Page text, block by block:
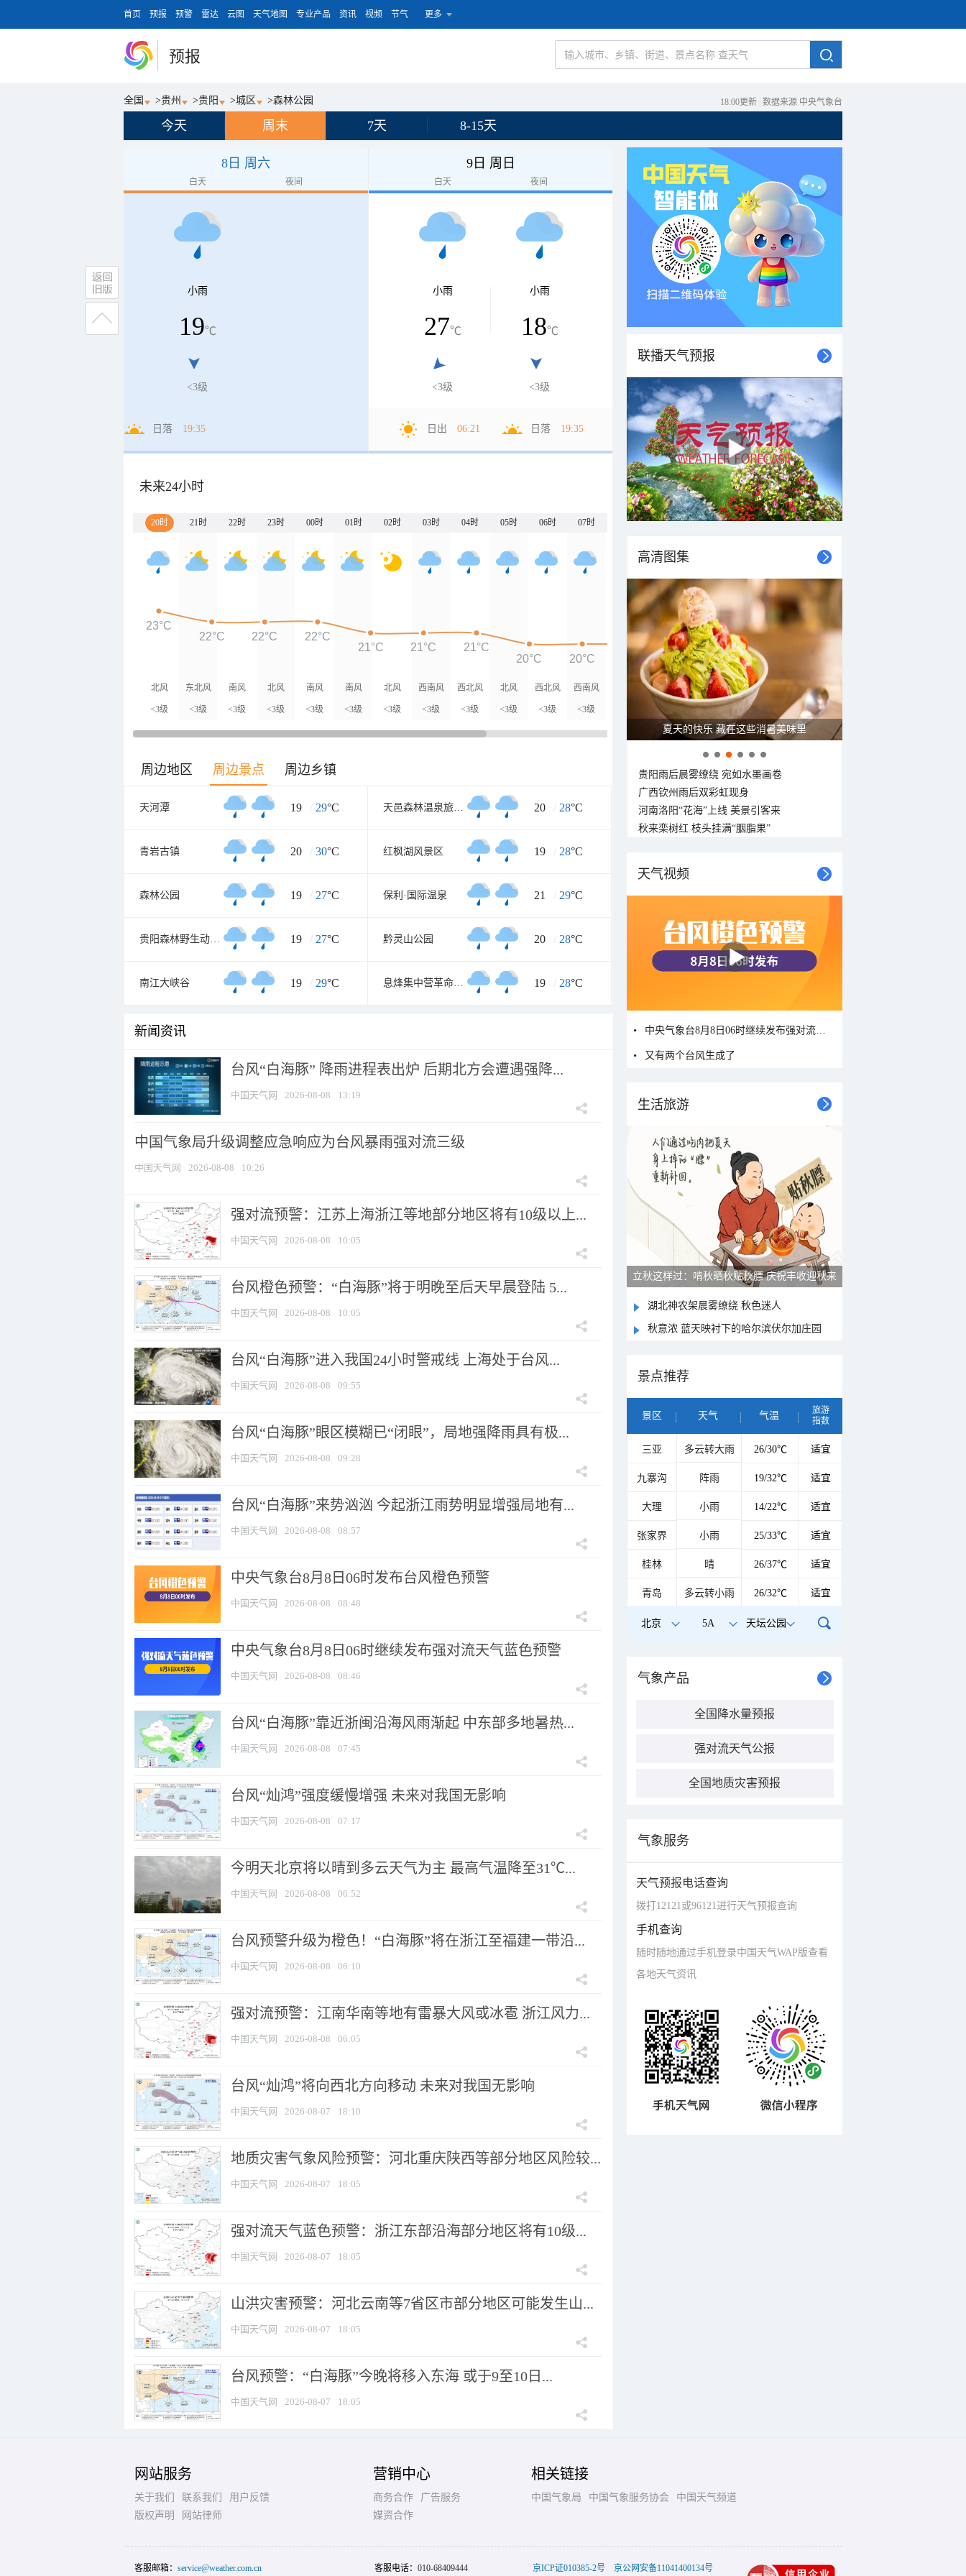
首页 预报 预警 雷达 云图 天气地图 专业产品 资讯 视频 节气 更多
预报
全国 >贵州 >贵阳 >城区 >森林公园 18:00更新 数据来源 中央气象台
今天 周末 7天 8-15天
8日 周六
白天 夜间
小雨
19℃
<3级
日落 19:35
9日 周日
白天 夜间
小雨
27℃
<3级
小雨
18℃
<3级
日出 06:21 日落 19:35
未来24小时
20时 21时 22时 23时 00时 01时 02时 03时 04时 05时 06时 07时
北风
<3级
东北风
<3级
南风
<3级
北风
<3级
南风
<3级
南风
<3级
北风
<3级
西南风
<3级
西北风
<3级
北风
<3级
西北风
<3级
西南风
<3级
23°C
22°C 22°C
22°C
21°C
21°C 21°C
20°C 20°C 20°C 20°C 20°C
周边地区 周边景点 周边乡镇
天河潭 19 / 29°C 天邑森林温泉旅游渡假中心 20 / 28°C
青岩古镇 20 / 30°C 红枫湖风景区 19 / 28°C
森林公园 19 / 27°C 保利·国际温泉 21 / 29°C
贵阳森林野生动物园 19 / 27°C 黔灵山公园 20 / 28°C
南江大峡谷 19 / 29°C 息烽集中营革命历史纪念馆 19 / 28°C
新闻资讯
台风“白海豚” 降雨进程表出炉 后期北方会遭遇强降...
中国天气网 2026-08-08 13:19
中国气象局升级调整应急响应为台风暴雨强对流三级
中国天气网 2026-08-08 10:26
强对流预警：江苏上海浙江等地部分地区将有10级以上...
中国天气网 2026-08-08 10:05
台风橙色预警：“白海豚”将于明晚至后天早晨登陆 5...
中国天气网 2026-08-08 10:05
台风“白海豚”进入我国24小时警戒线 上海处于台风...
中国天气网 2026-08-08 09:55
台风“白海豚”眼区模糊已“闭眼”，局地强降雨具有极...
中国天气网 2026-08-08 09:28
台风“白海豚”来势汹汹 今起浙江雨势明显增强局地有...
中国天气网 2026-08-08 08:57
中央气象台8月8日06时发布台风橙色预警
中国天气网 2026-08-08 08:48
中央气象台8月8日06时继续发布强对流天气蓝色预警
中国天气网 2026-08-08 08:46
台风“白海豚”靠近浙闽沿海风雨渐起 中东部多地暑热...
中国天气网 2026-08-08 07:45
台风“灿鸿”强度缓慢增强 未来对我国无影响
中国天气网 2026-08-08 07:17
今明天北京将以晴到多云天气为主 最高气温降至31℃...
中国天气网 2026-08-08 06:52
台风预警升级为橙色！“白海豚”将在浙江至福建一带沿...
中国天气网 2026-08-08 06:10
强对流预警：江南华南等地有雷暴大风或冰雹 浙江风力...
中国天气网 2026-08-08 06:05
台风“灿鸿”将向西北方向移动 未来对我国无影响
中国天气网 2026-08-07 18:10
地质灾害气象风险预警：河北重庆陕西等部分地区风险较...
中国天气网 2026-08-07 18:05
强对流天气蓝色预警：浙江东部沿海部分地区将有10级...
中国天气网 2026-08-07 18:05
山洪灾害预警：河北云南等7省区市部分地区可能发生山...
中国天气网 2026-08-07 18:05
台风预警：“白海豚”今晚将移入东海 或于9至10日...
中国天气网 2026-08-07 18:05
联播天气预报
高清图集
夏天的快乐 藏在这些消暑美味里
贵阳雨后晨雾缭绕 宛如水墨画卷
广西钦州雨后双彩虹现身
河南洛阳“花海”上线 美景引客来
秋来栾树红 枝头挂满“胭脂果”
天气视频
中央气象台8月8日06时继续发布强对流天气蓝色预警
又有两个台风生成了
生活旅游
立秋这样过：啃秋晒秋贴秋膘 庆祝丰收迎秋来
湖北神农架晨雾缭绕 秋色迷人
秋意浓 蓝天映衬下的哈尔滨伏尔加庄园
景点推荐
景区 天气 气温
旅游
指数
三亚 多云转大雨 26/30℃ 适宜
九寨沟 阵雨 19/32℃ 适宜
大理 小雨 14/22℃ 适宜
张家界 小雨 25/33℃ 适宜
桂林 晴 26/37℃ 适宜
青岛 多云转小雨 26/32℃ 适宜
北京 5A 天坛公园
气象产品
全国降水量预报
强对流天气公报
全国地质灾害预报
气象服务
天气预报电话查询
拨打12121或96121进行天气预报查询
手机查询
随时随地通过手机登录中国天气WAP版查看
各地天气资讯
网站服务
关于我们 联系我们
用户反馈
版权声明
网站律师
营销中心
商务合作
广告服务
媒资合作
相关链接
中国气象局 中国气象服务协会 中国天气频道
客服邮箱： service@weather.com.cn 客服电话： 010-68409444 京ICP证010385-2号 京公网安备11041400134号